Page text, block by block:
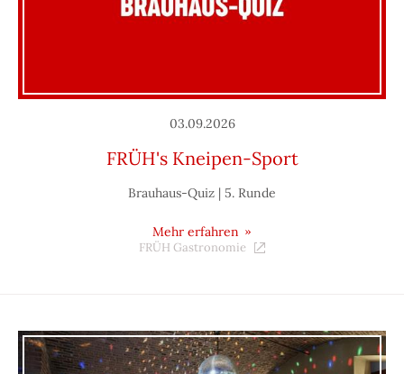
03.09.2026
FRÜH's Kneipen-Sport
Brauhaus-Quiz | 5. Runde
Mehr erfahren
FRÜH Gastronomie